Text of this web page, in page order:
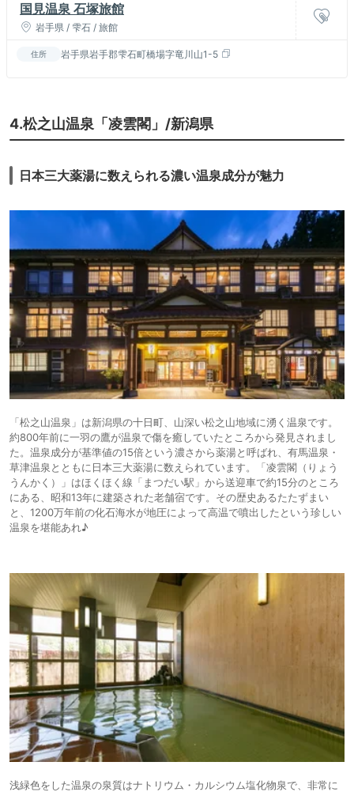
国見温泉 石塚旅館
岩手県 / 雫石 / 旅館
住所 岩手県岩手郡雫石町橋場字竜川山1-5
4.松之山温泉「凌雲閣」/新潟県
日本三大薬湯に数えられる濃い温泉成分が魅力
「松之山温泉」は新潟県の十日町、山深い松之山地域に湧く温泉です。
約800年前に一羽の鷹が温泉で傷を癒していたところから発見されまし
た。温泉成分が基準値の15倍という濃さから薬湯と呼ばれ、有馬温泉・
草津温泉とともに日本三大薬湯に数えられています。「凌雲閣（りょう
うんかく）」はほくほく線「まつだい駅」から送迎車で約15分のところ
にある、昭和13年に建築された老舗宿です。その歴史あるたたずまい
と、1200万年前の化石海水が地圧によって高温で噴出したという珍しい
温泉を堪能あれ♪
浅緑色をした温泉の泉質はナトリウム・カルシウム塩化物泉で、非常に